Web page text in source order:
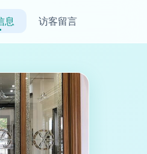
息 访客留言